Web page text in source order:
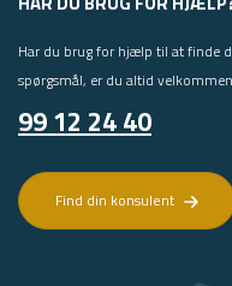
Har du brug for hjælp til at finde
spørgsmål, er du altid
99 12 24 40
Find din konsulent